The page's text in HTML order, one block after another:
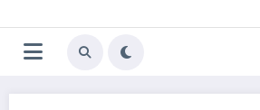
au
contenu
Trivela